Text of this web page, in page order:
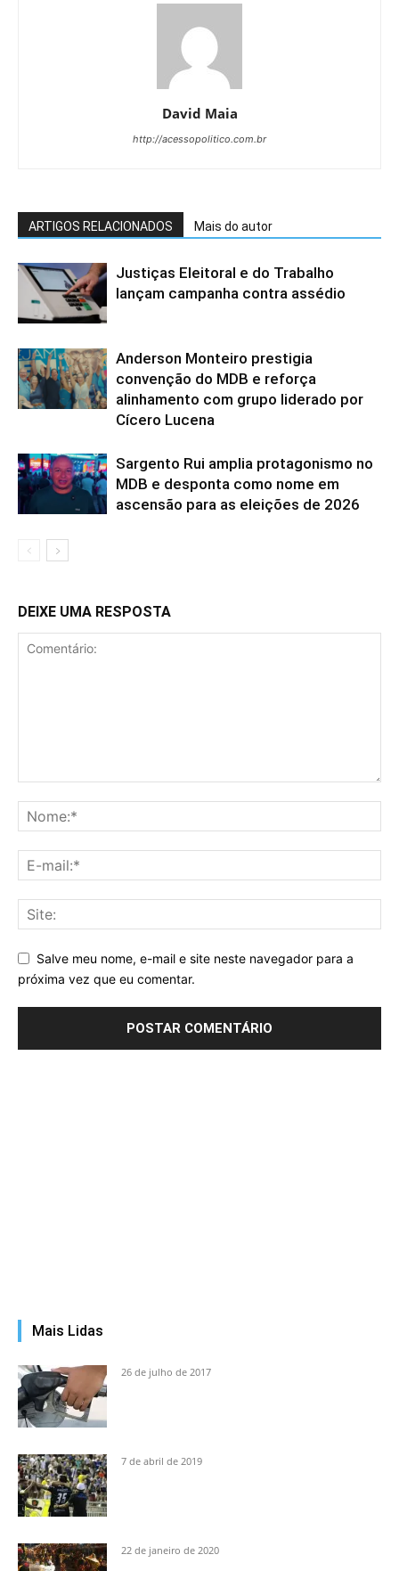
David Maia
http://acessopolitico.com.br
ARTIGOS RELACIONADOS Mais do autor
Justiças Eleitoral e do Trabalho
lançam campanha contra assédio
Anderson Monteiro prestigia
convenção do MDB e reforça
alinhamento com grupo liderado por
Cícero Lucena
Sargento Rui amplia protagonismo no
MDB e desponta como nome em
ascensão para as eleições de 2026
DEIXE UMA RESPOSTA
Salve meu nome, e-mail e site neste navegador para a
próxima vez que eu comentar.
Mais Lidas
26 de julho de 2017
7 de abril de 2019
22 de janeiro de 2020